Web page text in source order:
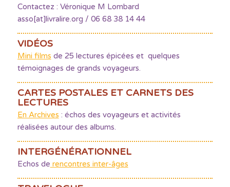
Contactez : Véronique M Lombard
asso[at]livralire.org / 06 68 38 14 44
VIDÉOS
Mini films de 25 lectures épicées et quelques
témoignages de grands voyageurs.
CARTES POSTALES ET CARNETS DES
LECTURES
En Archives : échos des voyageurs et activités
réalisées autour des albums.
INTERGÉNÉRATIONNEL
Echos de rencontres inter-âges